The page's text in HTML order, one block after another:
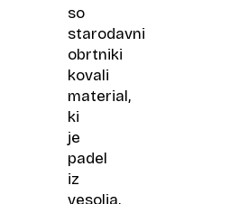
so
starodavni
obrtniki
kovali
material,
ki
je
padel
iz
vesolja,